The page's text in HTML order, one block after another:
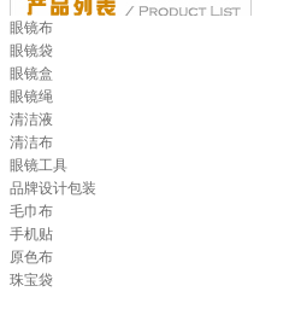
眼镜布
眼镜袋
眼镜盒
眼镜绳
清洁液
清洁布
眼镜工具
品牌设计包装
毛巾布
手机贴
原色布
珠宝袋